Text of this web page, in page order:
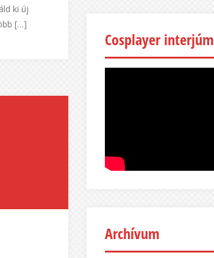
ki új
[…]
Cosplayer interjúm
Archívum